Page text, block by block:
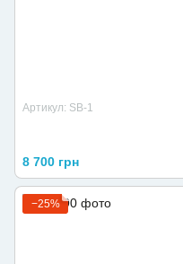
Артикул: SB-1
8 700 грн
−25%